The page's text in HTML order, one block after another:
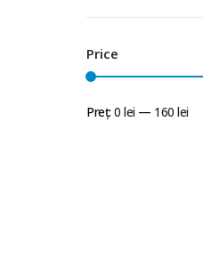
Price
Preț
Preț
Preț:0 lei— 160 lei